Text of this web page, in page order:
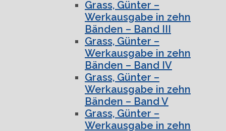
Grass, Günter –
Werkausgabe in zehn
Bänden – Band III
Grass, Günter –
Werkausgabe in zehn
Bänden – Band IV
Grass, Günter –
Werkausgabe in zehn
Bänden – Band V
Grass, Günter –
Werkausgabe in zehn